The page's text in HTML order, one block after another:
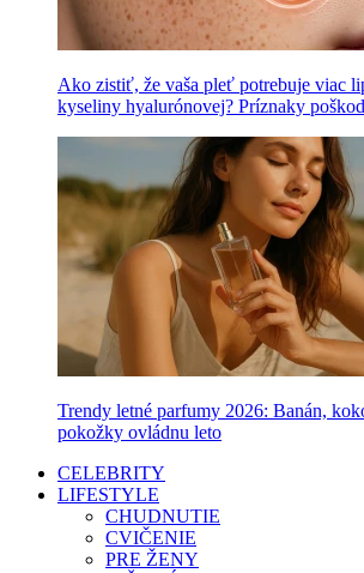
Ako zistiť, že vaša pleť potrebuje viac
kyseliny hyalurónovej? Príznaky
Trendy letné parfumy 2026: Banán,
pokožky ovládnu leto
CELEBRITY
LIFESTYLE
CHUDNUTIE
CVIČENIE
PRE ŽENY